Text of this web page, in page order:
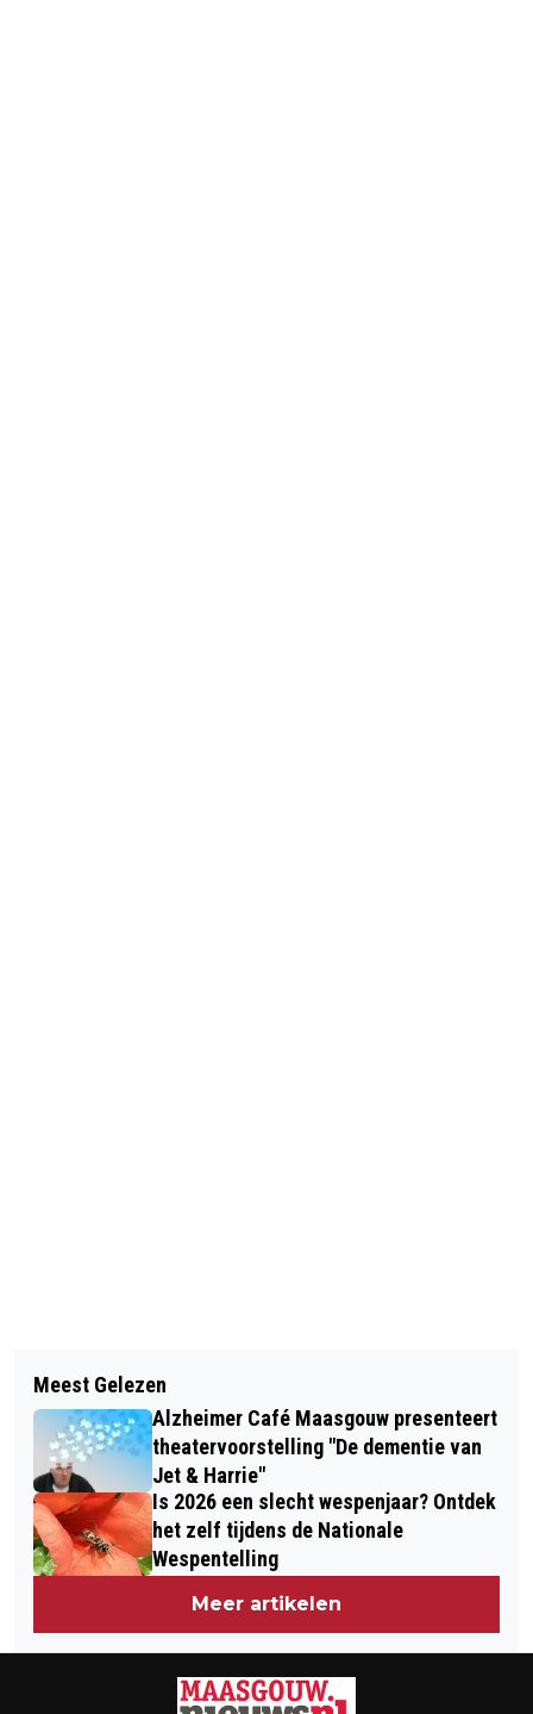
RUIM ÉÉN OP DE DRIE KINDEREN MET
HANDICAP KOMT NOOIT BIJ
SPEELPLEK IN HUN BUURT
WORKSHOP HULP BIJ DIGITALE
BANKZAKEN IN BEEGDEN
Meest Gelezen
Alzheimer Café Maasgouw presenteert
theatervoorstelling "De dementie van
Jet & Harrie"
Is 2026 een slecht wespenjaar? Ontdek
het zelf tijdens de Nationale
Wespentelling
Meer artikelen